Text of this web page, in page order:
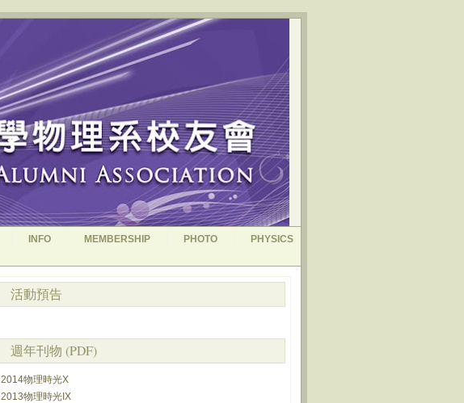
INFO MEMBERSHIP PHOTO
PHYSICS
活動預告
週年刊物 (PDF)
2014物理時光X
2013物理時光IX